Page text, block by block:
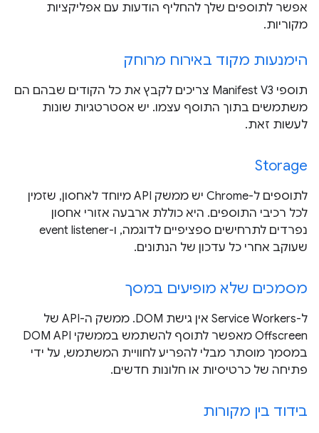
אפשר לתוספים שלך להחליף הודעות עם אפליקציות
מקוריות.
הימנעות מקוד באירוח מרוחק
תוספי Manifest V3 צריכים לקבץ את כל הקודים שבהם הם
משתמשים בתוך התוסף עצמו. יש אסטרטגיות שונות
לעשות זאת.
Storage
לתוספים ל-Chrome יש ממשק API מיוחד לאחסון, שזמין
לכל רכיבי התוספים. היא כוללת ארבעה אזורי אחסון
נפרדים לתרחישים ספציפיים לדוגמה, ו-event listener
שעוקב אחרי כל עדכון של הנתונים.
מסמכים שלא מופיעים במסך
ל-Service Workers אין גישת DOM. ממשק ה-API של
Offscreen מאפשר לתוסף להשתמש בממשקי DOM API
במסמך מוסתר מבלי להפריע לחוויית המשתמש, על ידי
פתיחה של כרטיסיות או חלונות חדשים.
בידוד בין מקורות